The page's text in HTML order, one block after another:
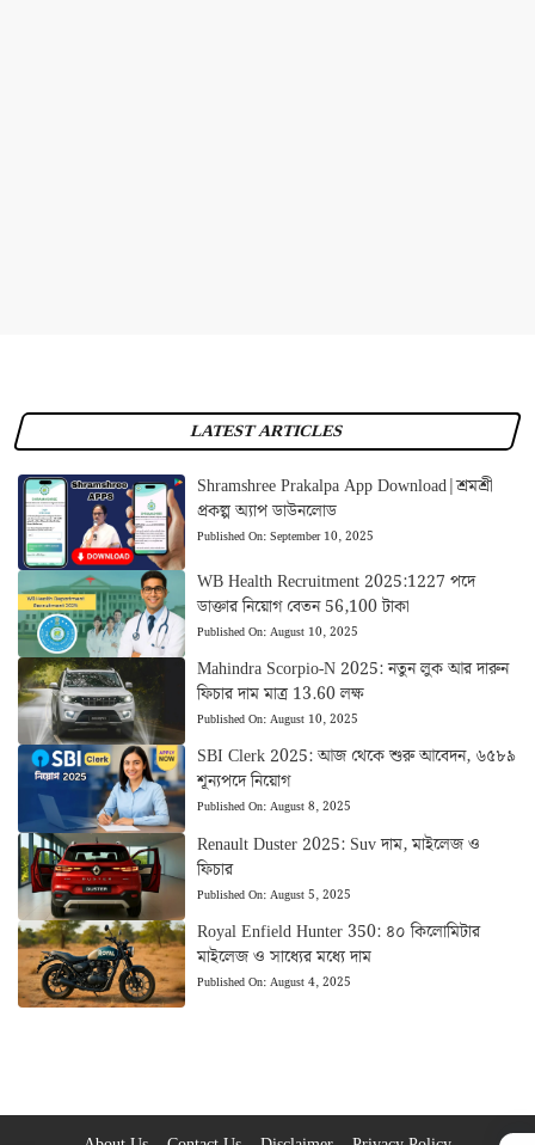
LATEST ARTICLES
Shramshree Prakalpa App Download|শ্রমশ্রী
প্রকল্প অ্যাপ ডাউনলোড
Published On:September 10, 2025
WB Health Recruitment 2025:1227 পদে
ডাক্তার নিয়োগ বেতন 56,100 টাকা
Published On:August 10, 2025
Mahindra Scorpio-N 2025: নতুন লুক আর দারুন
ফিচার দাম মাত্র 13.60 লক্ষ
Published On:August 10, 2025
SBI Clerk 2025: আজ থেকে শুরু আবেদন, ৬৫৮৯
শূন্যপদে নিয়োগ
Published On:August 8, 2025
Renault Duster 2025: Suv দাম, মাইলেজ ও
ফিচার
Published On:August 5, 2025
Royal Enfield Hunter 350: ৪০ কিলোমিটার
মাইলেজ ও সাধ্যের মধ্যে দাম
Published On:August 4, 2025